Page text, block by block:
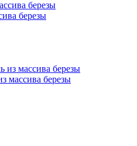
березы
массива березы